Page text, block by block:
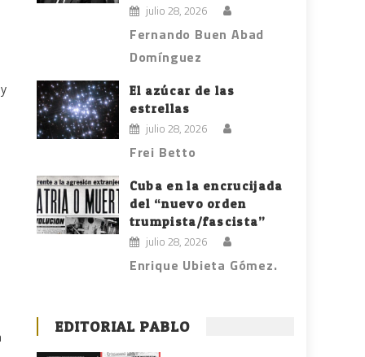
julio 28, 2026
Fernando Buen Abad
Domínguez
El azúcar de las
estrellas
julio 28, 2026
Frei Betto
Cuba en la encrucijada
del “nuevo orden
trumpista/fascista”
julio 28, 2026
Enrique Ubieta Gómez.
EDITORIAL PABLO